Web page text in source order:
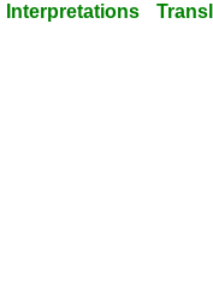
Interpretations